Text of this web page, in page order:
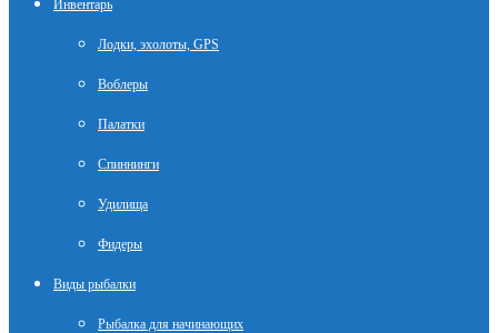
Инвентарь
Лодки, эхолоты, GPS
Воблеры
Палатки
Спиннинги
Удилища
Фидеры
Виды рыбалки
Рыбалка для начинающих